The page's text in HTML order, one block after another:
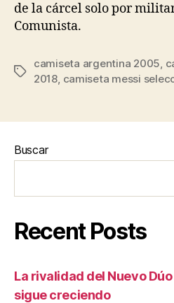
de la cárcel solo por
Comunista.
Etiquetas
camiseta argentina 2005,
2018, camiseta messi
Buscar
Recent Posts
La rivalidad del Nuevo
sigue creciendo